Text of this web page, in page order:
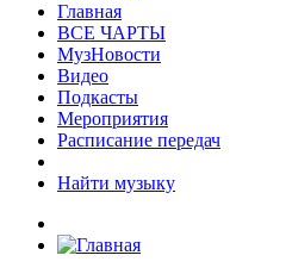
Главная
ВСЕ ЧАРТЫ
МузНовости
Видео
Подкасты
Мероприятия
Расписание передач
Найти музыку